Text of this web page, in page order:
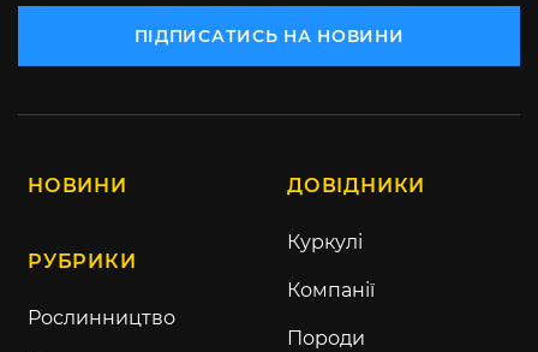
ПІДПИСАТИСЬ НА НОВИНИ
НОВИНИ
РУБРИКИ
Рослинництво
ДОВІДНИКИ
Куркулі
Компанії
Породи